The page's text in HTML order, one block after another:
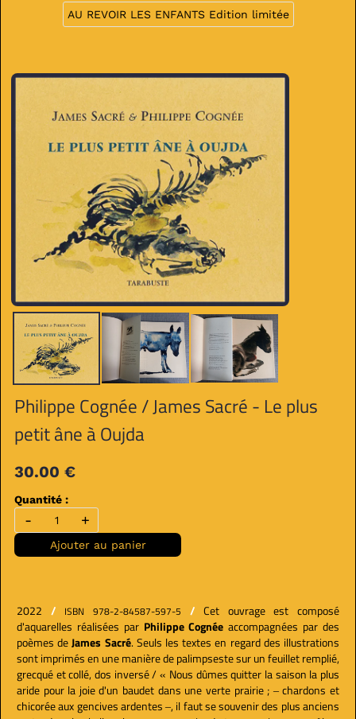
AU REVOIR LES ENFANTS Edition limitée
Philippe Cognée / James Sacré - Le plus
petit âne à Oujda
30.00 €
Quantité :
- +
Ajouter au panier
2022 / ISBN 978-2-84587-597-5 / Cet ouvrage est composé
d'aquarelles réalisées par Philippe Cognée accompagnées par des
poèmes deJames Sacré. Seuls les textes en regard des illustrations
sont imprimés en une manière de palimpseste sur un feuillet remplié,
grecqué et collé, dos inversé / « Nous dûmes quitter la saison la plus
aride pour la joie d'un baudet dans une verte prairie ; ‒ chardons et
chicorée aux gencives ardentes ‒, il faut se souvenir des plus anciens